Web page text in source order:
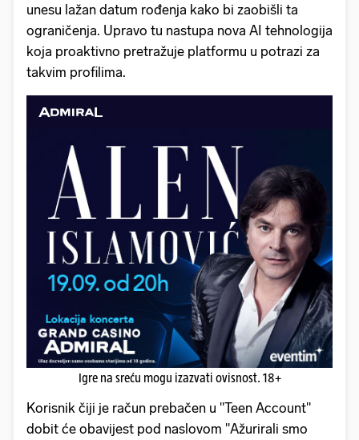
unesu lažan datum rođenja kako bi zaobišli ta
ograničenja. Upravo tu nastupa nova AI tehnologija
koja proaktivno pretražuje platformu u potrazi za
takvim profilima.
Igre na sreću mogu izazvati ovisnost. 18+
Korisnik čiji je račun prebačen u "Teen Account"
dobit će obavijest pod naslovom "Ažurirali smo